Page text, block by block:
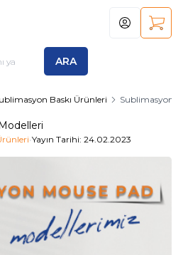
ARA
Hesabım
Baskı Ürünleri Sublimasyon
•Yayın Tarihi: 24.02.2023